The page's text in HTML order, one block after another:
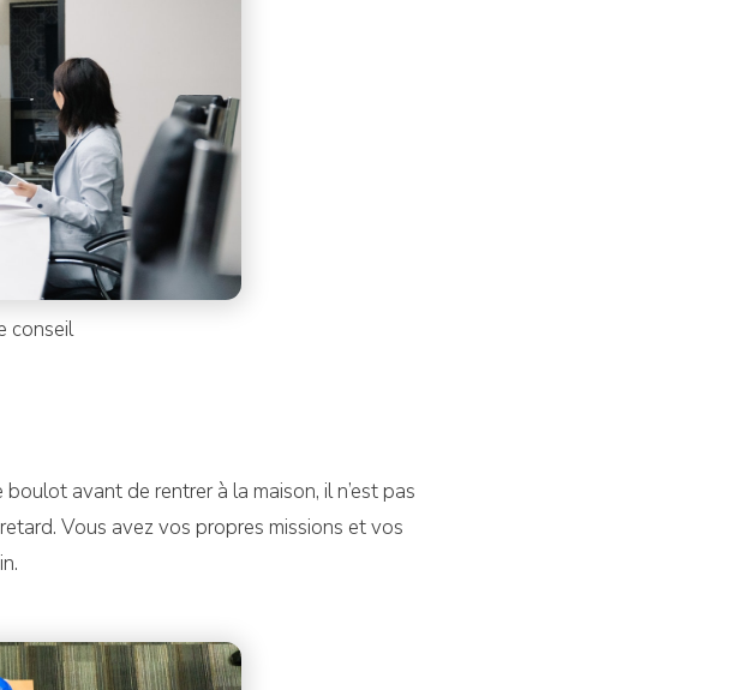
conseil
avant de rentrer à la maison, il n’est pas
Vous avez vos propres missions et vos